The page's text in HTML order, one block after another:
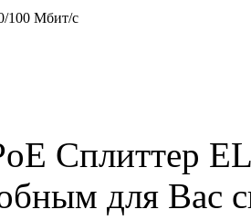
100 Мбит/с
Сплиттер
для Вас